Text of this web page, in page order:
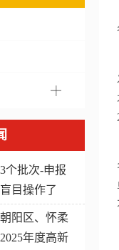
个批次-申报
目操作了
阳区、怀柔
年度高新